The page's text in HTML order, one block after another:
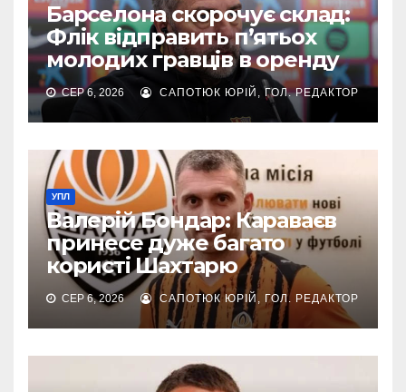
Барселона скорочує склад:
Флік відправить п’ятьох
молодих гравців в оренду
СЕР 6, 2026 САПОТЮК ЮРІЙ, ГОЛ. РЕДАКТОР
УПЛ
Валерій Бондар: Караваєв
принесе дуже багато
користі Шахтарю
СЕР 6, 2026 САПОТЮК ЮРІЙ, ГОЛ. РЕДАКТОР